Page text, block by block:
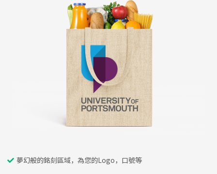
夢幻般的銘刻區域，為您的Logo，口號等